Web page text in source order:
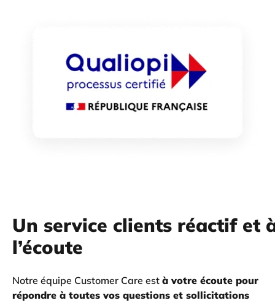
Un service clients réactif et
l’écoute
Notre équipe Customer Care est à votre écoute pour
répondre à toutes vos questions et sollicitations